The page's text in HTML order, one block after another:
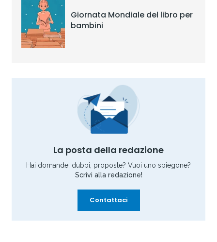
Giornata Mondiale del libro per
bambini
La posta della redazione
Hai domande, dubbi, proposte? Vuoi uno spiegone?
Scrivi alla redazione!
Contattaci